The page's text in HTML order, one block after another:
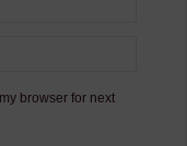
browser for next